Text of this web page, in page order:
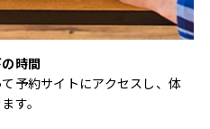
時間
予約サイトにアクセスし、体
す。